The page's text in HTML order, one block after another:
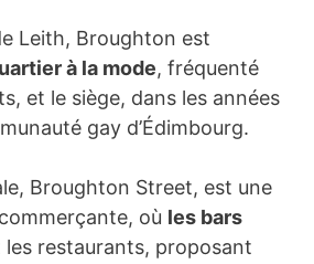
Leith, Broughton est
à la mode, fréquenté
et le siège, dans les années
gay d’Édimbourg.
Broughton Street, est une
où les bars
les restaurants, proposant